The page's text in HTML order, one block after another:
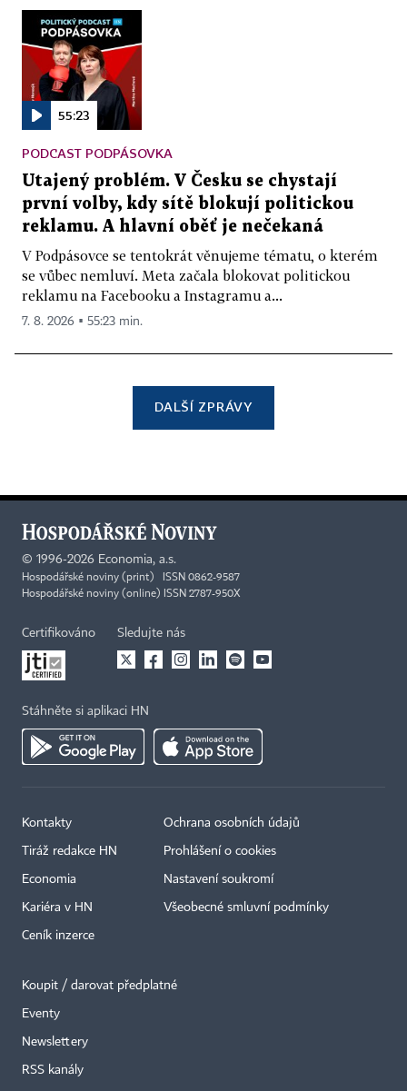
55:23
PODCAST PODPÁSOVKA
Utajený problém. V Česku se chystají
první volby, kdy sítě blokují politickou
reklamu. A hlavní oběť je nečekaná
V Podpásovce se tentokrát věnujeme tématu, o kterém
se vůbec nemluví. Meta začala blokovat politickou
reklamu na Facebooku a Instagramu a...
7. 8. 2026 ▪ 55:23 min.
DALŠÍ ZPRÁVY
© 1996-2026 Economia, a.s.
Hospodářské noviny (print) ISSN 0862-9587
Hospodářské noviny (online) ISSN 2787-950X
Certifikováno Sledujte nás
Stáhněte si aplikaci HN
Kontakty
Tiráž redakce HN
Economia
Kariéra v HN
Ceník inzerce
Ochrana osobních údajů
Prohlášení o cookies
Nastavení soukromí
Všeobecné smluvní podmínky
Koupit / darovat předplatné
Eventy
Newslettery
RSS kanály